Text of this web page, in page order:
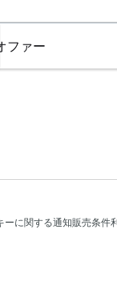
ファー
ーに関する通知販売条件